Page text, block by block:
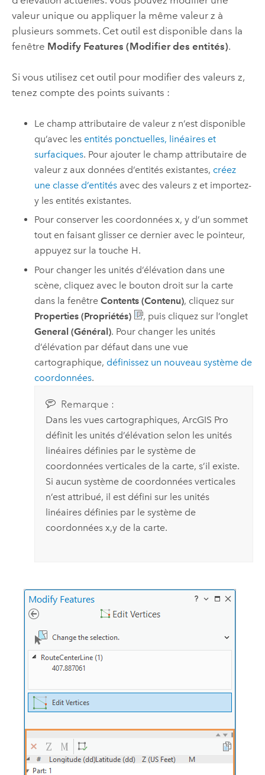
valeur unique ou appliquer la même valeur z à
plusieurs sommets. Cet outil est disponible dans la
fenêtre Modify Features (Modifier des entités).
Si vous utilisez cet outil pour modifier des valeurs z,
tenez compte des points suivants :
Le champ attributaire de valeur z n’est disponible
qu’avec les entités ponctuelles, linéaires et
surfaciques. Pour ajouter le champ attributaire de
valeur z aux données d’entités existantes, créez
une classe d’entités avec des valeurs z et importez-
y les entités existantes.
Pour conserver les coordonnées x, y d’un sommet
tout en faisant glisser ce dernier avec le pointeur,
appuyez sur la touche H.
Pour changer les unités d’élévation dans une
scène, cliquez avec le bouton droit sur la carte
dans la fenêtreContents (Contenu), cliquez sur
Properties (Propriétés)
, puis cliquez sur l’onglet
General (Général). Pour changer les unités
d’élévation par défaut dans une vue
cartographique, définissez un nouveau système de
coordonnées.
Remarque :
Dans les vues cartographiques, ArcGIS Pro
définit les unités d’élévation selon les unités
linéaires définies par le système de
coordonnées verticales de la carte, s’il existe.
Si aucun système de coordonnées verticales
n’est attribué, il est défini sur les unités
linéaires définies par le système de
coordonnées x,y de la carte.